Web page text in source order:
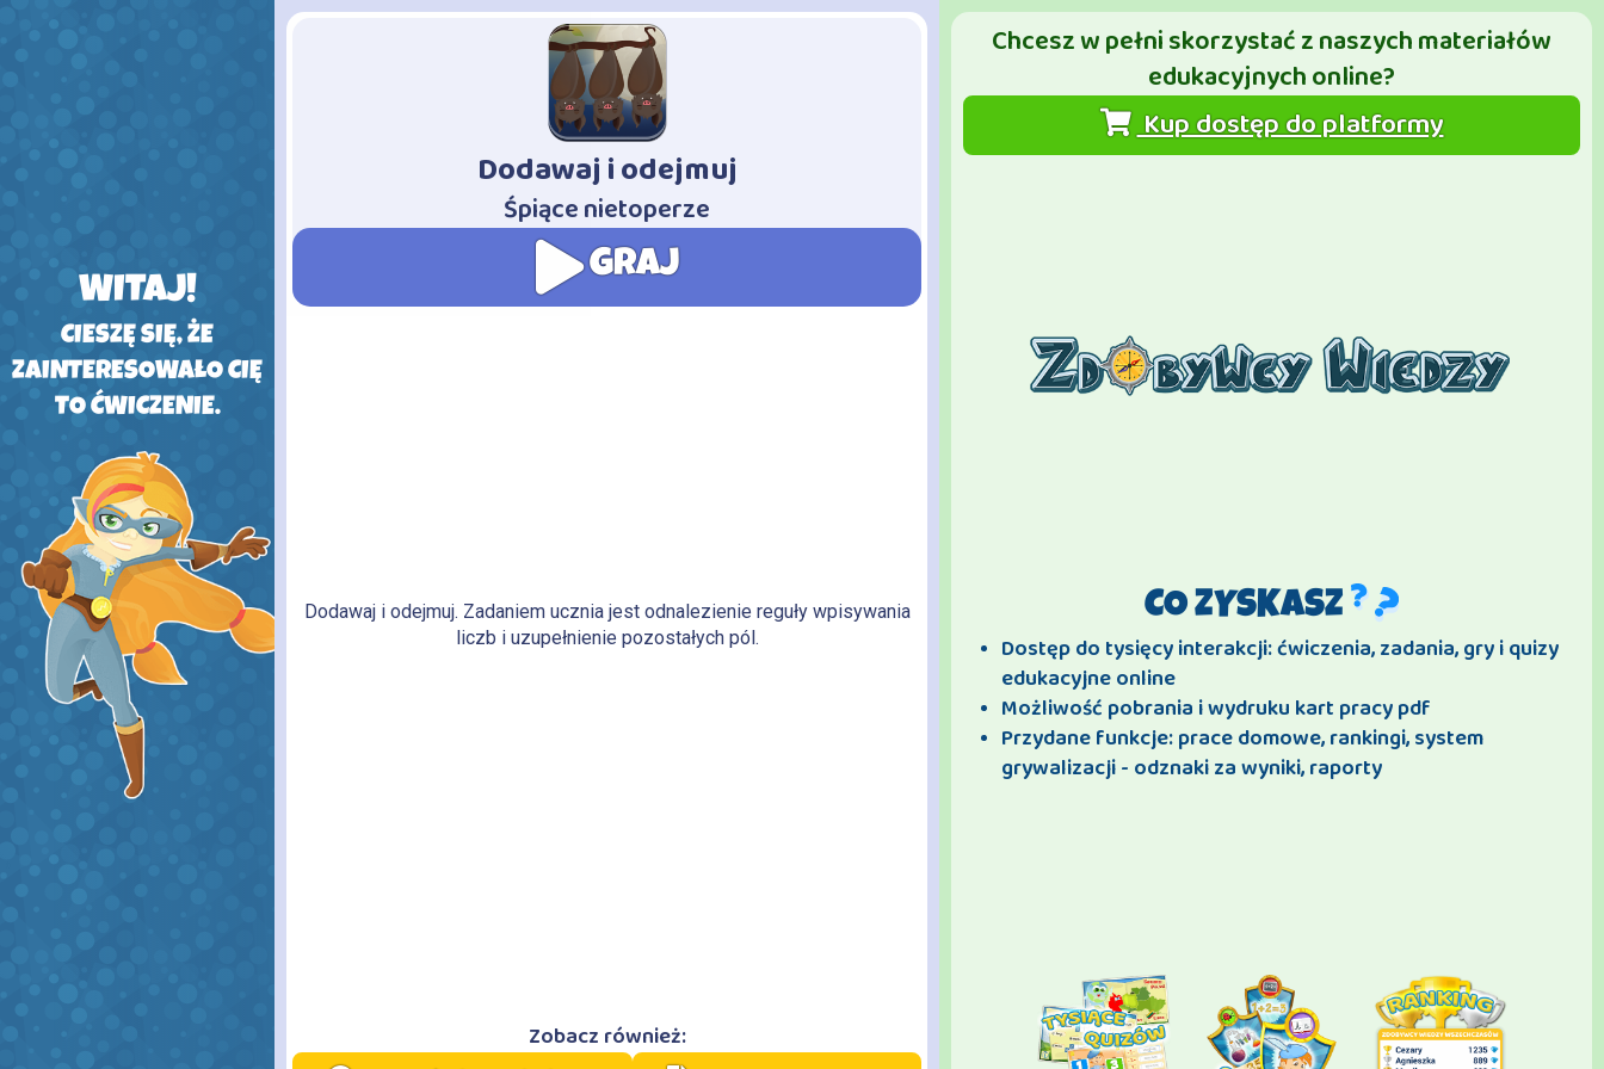
WITAJ!
CIESZĘ SIĘ, ŻE
ZAINTERESOWAŁO CIĘ
TO ĆWICZENIE.
Dodawaj i odejmuj
- Śpiące nietoperze
GRAJ
Dodawaj i odejmuj. Zadaniem ucznia jest odnalezienie reguły wpisywania
liczb i uzupełnienie pozostałych pól.
Zobacz również:
Chcesz w pełni skorzystać z naszych materiałów
edukacyjnych online?
Kup dostęp do platformy
CO ZYSKASZ
Dostęp do tysięcy interakcji: ćwiczenia, zadania, gry i quizy
edukacyjne online
Możliwość pobrania i wydruku kart pracy pdf
Przydane funkcje: prace domowe, rankingi, system
grywalizacji - odznaki za wyniki, raporty